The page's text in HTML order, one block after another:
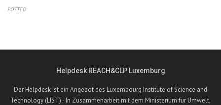
POSTED
Helpdesk REACH&CLP Luxemburg
Der Helpdesk ist ein Angebot des Luxembourg Institute of Science and
Technology (LIST) - In Zusammenarbeit mit dem Ministerium für Umwelt,